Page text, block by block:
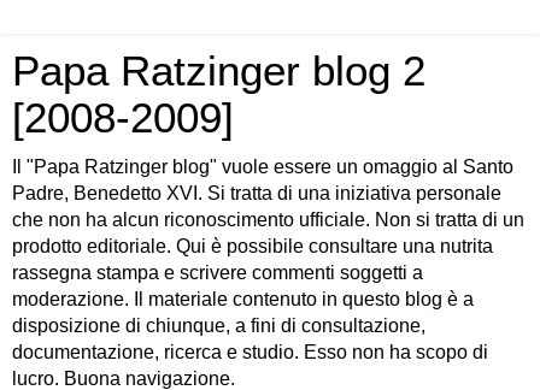
Papa Ratzinger blog 2
[2008-2009]
Il "Papa Ratzinger blog" vuole essere un omaggio al Santo
Padre, Benedetto XVI. Si tratta di una iniziativa personale
che non ha alcun riconoscimento ufficiale. Non si tratta di un
prodotto editoriale. Qui è possibile consultare una nutrita
rassegna stampa e scrivere commenti soggetti a
moderazione. Il materiale contenuto in questo blog è a
disposizione di chiunque, a fini di consultazione,
documentazione, ricerca e studio. Esso non ha scopo di
lucro. Buona navigazione.